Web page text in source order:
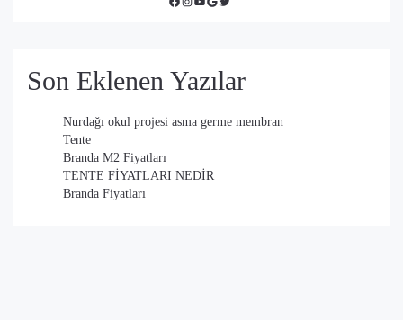
Son Eklenen Yazılar
Nurdağı okul projesi asma germe membran
Tente
Branda M2 Fiyatları
TENTE FİYATLARI NEDİR
Branda Fiyatları